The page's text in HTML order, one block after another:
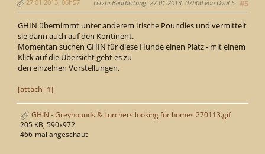
#5
27.01.2013, 06h57 Letzte Bearbeitung: 27.01.2013, 07h00 von Oval 5
GHIN übernimmt unter anderem Irische Poundies und vermittelt
sie dann auch auf den Kontinent.
Momentan suchen GHIN für diese Hunde einen Platz - mit einem
Klick auf die Übersicht geht es zu
den einzelnen Vorstellungen.
[attach=1]
GHIN - Greyhounds & Lurchers looking for homes 270113.gif
205 KB, 590x972
466-mal angeschaut